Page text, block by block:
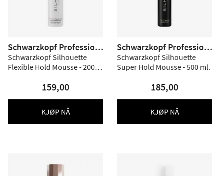
Schwarzkopf Profession
al
Schwarzkopf Silhouette
Flexible Hold Mousse - 200
159,00
KJØP NÅ
Schwarzkopf Profession
al
Schwarzkopf Silhouette
Super Hold Mousse - 500 ml.
185,00
KJØP NÅ